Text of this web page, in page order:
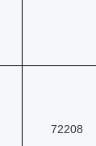
72208